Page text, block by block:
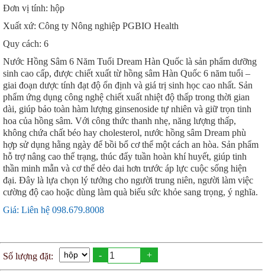
Đơn vị tính: hộp
Xuất xứ: Công ty Nông nghiệp PGBIO Health
Quy cách: 6
Nước Hồng Sâm 6 Năm Tuổi Dream Hàn Quốc là sản phẩm dưỡng
sinh cao cấp, được chiết xuất từ hồng sâm Hàn Quốc 6 năm tuổi –
giai đoạn dược tính đạt độ ổn định và giá trị sinh học cao nhất. Sản
phẩm ứng dụng công nghệ chiết xuất nhiệt độ thấp trong thời gian
dài, giúp bảo toàn hàm lượng ginsenoside tự nhiên và giữ trọn tinh
hoa của hồng sâm. Với công thức thanh nhẹ, năng lượng thấp,
không chứa chất béo hay cholesterol, nước hồng sâm Dream phù
hợp sử dụng hằng ngày để bồi bổ cơ thể một cách an hòa. Sản phẩm
hỗ trợ nâng cao thể trạng, thúc đẩy tuần hoàn khí huyết, giúp tinh
thần minh mẫn và cơ thể dẻo dai hơn trước áp lực cuộc sống hiện
đại. Đây là lựa chọn lý tưởng cho người trung niên, người làm việc
cường độ cao hoặc dùng làm quà biếu sức khỏe sang trọng, ý nghĩa.
Giá: Liên hệ 098.679.8008
Số lượng đặt: - +